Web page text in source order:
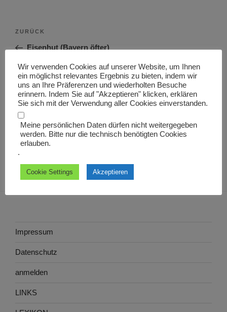
Beitragsnavigation
Vorheriger
Beitrag
ZURÜCK
Eisenhut (Bayern öfter)
Nächster
Beitrag
WEITER
Eisenschmelzer
Impressum
Datenschutz
anmelden
LINKS
Wir verwenden Cookies auf unserer Website, um Ihnen
ein möglichst relevantes Ergebnis zu bieten, indem wir
uns an Ihre Präferenzen und wiederholten Besuche
erinnern. Indem Sie auf "Akzeptieren" klicken, erklären
Sie sich mit der Verwendung aller Cookies einverstanden.
Meine persönlichen Daten dürfen nicht weitergegeben
werden. Bitte nur die technisch benötigten Cookies
erlauben.
.
Cookie Settings Akzeptieren